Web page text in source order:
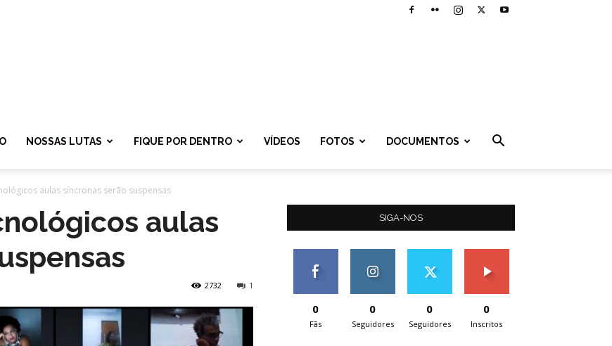
NOSSAS LUTAS FIQUE POR DENTRO VÍDEOS FOTOS DOCUMENTOS
aulas síncronas serão suspensas
aulas
1
2732
SIGA-NOS
0
Fãs
0
Seguidores
0
Seguidores
0
Inscritos